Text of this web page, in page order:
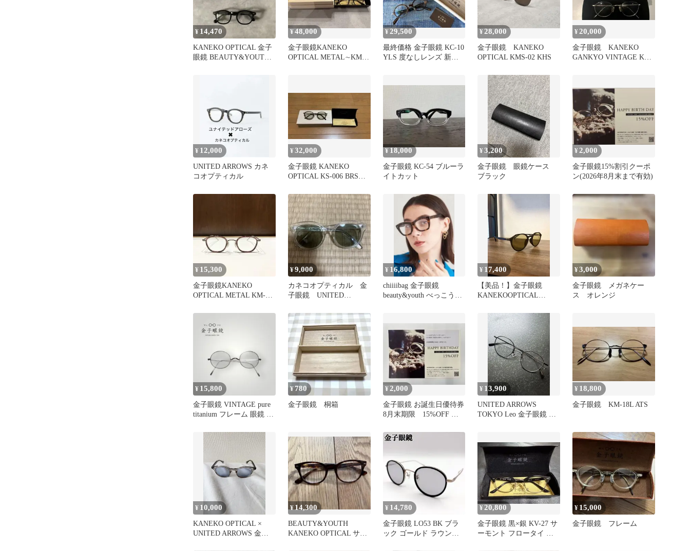
¥ 14,470
KANEKO OPTICAL 金子
眼鏡 BEAUTY&YOUTH
¥48,000
金子眼鏡KANEKO
OPTICAL METAL∼KM-
¥ 29,500
最終価格 金子眼鏡 KC-10
YLS 度なしレンズ 新品
¥ 28,000
金子眼鏡 KANEKO
OPTICAL KMS-02 KHS
¥ 20,000
金子眼鏡 KANEKO
GANKYO VINTAGE KV-
¥ 12,000
UNITED ARROWS カネ
コオプティカル
¥32,000
金子眼鏡 KANEKO
OPTICAL KS-006 BRSサ
¥18,000
金子眼鏡 KC-54 ブルーラ
イトカット
¥3,200
金子眼鏡 眼鏡ケース
ブラック
¥ 2,000
金子眼鏡15%割引クーポ
ン(2026年8月末まで有効)
¥ 15,300
金子眼鏡KANEKO
OPTICAL METAL KM-24
¥9,000
カネコオプティカル 金
子眼鏡 UNITED
¥ 16,800
chiiiibag 金子眼鏡
beauty&youth べっこう眼
¥ 17,400
【美品！】金子眼鏡
KANEKOOPTICAL
¥3,000
金子眼鏡 メガネケー
ス オレンジ
¥ 15,800
金子眼鏡 VINTAGE pure
titanium フレーム 眼鏡 度
¥780
金子眼鏡 桐箱
¥ 2,000
金子眼鏡 お誕生日優待券
8月末期限 15%OFF ク
¥ 13,900
UNITED ARROWS
TOKYO Leo 金子眼鏡 メ
¥ 18,800
金子眼鏡 KM-18L ATS
¥ 10,000
KANEKO OPTICAL ×
UNITED ARROWS 金子
¥ 14,300
BEAUTY&YOUTH
KANEKO OPTICAL サン
¥ 14,780
金子眼鏡 LO53 BK ブラ
ック ゴールド ラウンド
¥ 20,800
金子眼鏡 黒×銀 KV-27 サ
ーモント フロータイ ハ
¥ 15,000
金子眼鏡 フレーム